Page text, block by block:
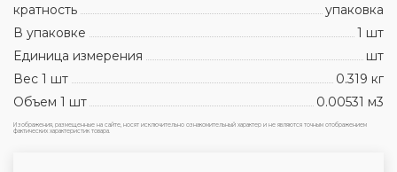
кратность
упаковка
В упаковке
1 шт
Единица измерения
шт
Вес 1 шт
0.319 кг
Объем 1 шт
0.00531 м3
Изображения, размещенные на сайте, носят исключительно ознакомительный характер и не являются точным отображением
фактических характеристик товара.